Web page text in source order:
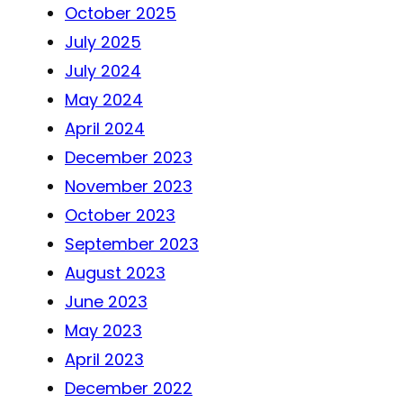
October 2025
July 2025
July 2024
May 2024
April 2024
December 2023
November 2023
October 2023
September 2023
August 2023
June 2023
May 2023
April 2023
December 2022